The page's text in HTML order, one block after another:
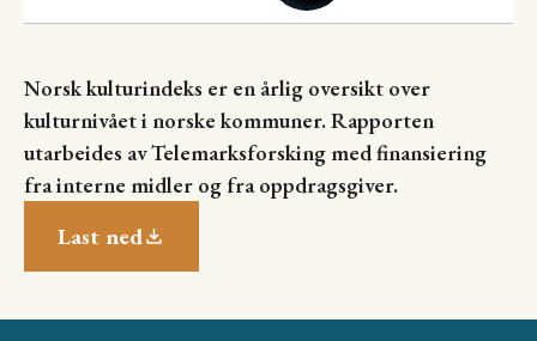
Norsk kulturindeks er en årlig oversikt over
kulturnivået i norske kommuner. Rapporten
utarbeides av Telemarksforsking med finansiering
fra interne midler og fra oppdragsgiver.
Last ned